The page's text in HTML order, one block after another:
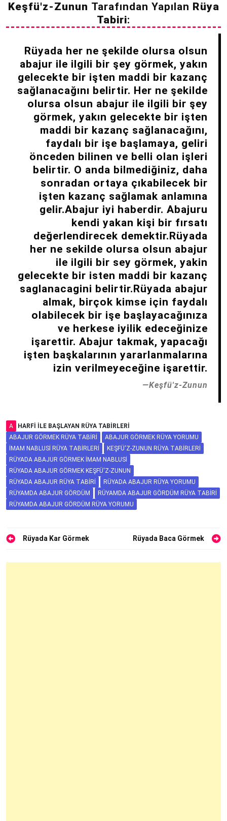
Keşfü'z-Zunun Tarafından Yapılan Rüya
Tabiri:
Rüyada her ne şekilde olursa olsun
abajur ile ilgili bir şey görmek, yakın
gelecekte bir işten maddi bir kazanç
sağlanacağını belirtir. Her ne şekilde
olursa olsun abajur ile ilgili bir şey
görmek, yakın gelecekte bir işten
maddi bir kazanç sağlanacağını,
faydalı bir işe başlamaya, geliri
önceden bilinen ve belli olan işleri
belirtir. O anda bilmediğiniz, daha
sonradan ortaya çıkabilecek bir
işten kazanç sağlamak anlamına
gelir.Abajur iyi haberdir. Abajuru
kendi yakan kişi bir fırsatı
değerlendirecek demektir.Rüyada
her ne sekilde olursa olsun abajur
ile ilgili bir sey görmek, yakin
gelecekte bir isten maddi bir kazanç
saglanacagini belirtir.Rüyada abajur
almak, birçok kimse için faydalı
olabilecek bir işe başlayacağınıza
ve herkese iyilik edeceğinize
işarettir. Abajur takmak, yapacağı
işten başkalarının yararlanmalarına
izin verilmeyeceğine işarettir.
Keşfü'z-Zunun
A
HARFI ILE BAŞLAYAN RÜYA TABIRLERI
ABAJUR GÖRMEK RÜYA TABIRI
ABAJUR GÖRMEK RÜYA YORUMU
İMAM NABLUSI RÜYA TABIRLERI
KEŞFÜ'Z-ZUNUN RÜYA TABIRLERI
RÜYADA ABAJUR GÖRMEK İMAM NABLUSI
RÜYADA ABAJUR GÖRMEK KEŞFÜ'Z-ZUNUN
RÜYADA ABAJUR RÜYA TABIRI
RÜYADA ABAJUR RÜYA YORUMU
RÜYAMDA ABAJUR GÖRDÜM
RÜYAMDA ABAJUR GÖRDÜM RÜYA TABIRI
RÜYAMDA ABAJUR GÖRDÜM RÜYA YORUMU
YazıRüyada Kar Görmek Rüyada Baca Görmek